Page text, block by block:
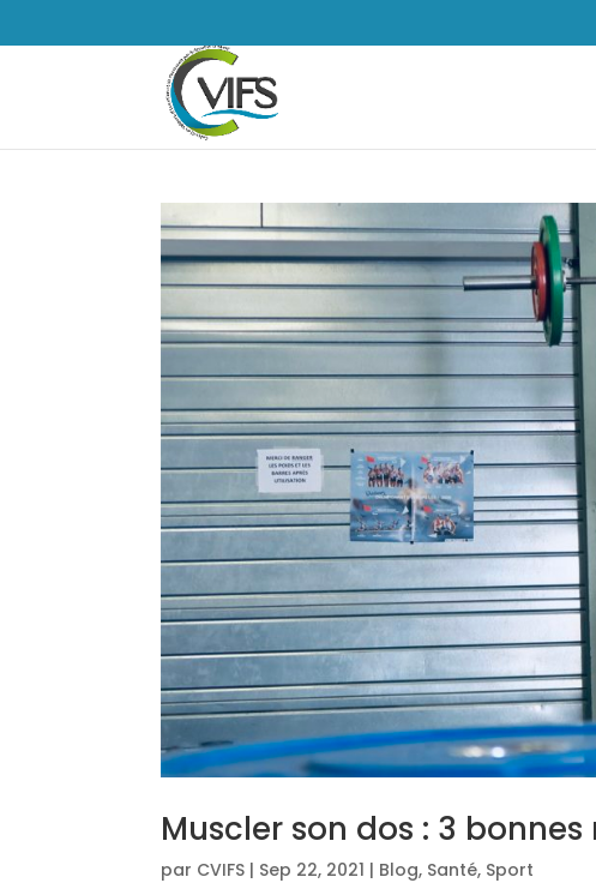
Muscler son dos : 3
par CVIFS | Sep 22, 2021 | Blog, Santé, Sport